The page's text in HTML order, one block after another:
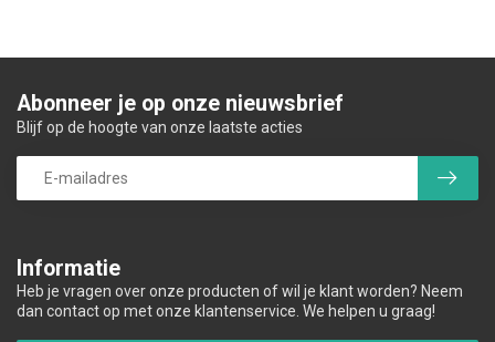
Informatie
Heb je vragen over onze producten of wil je klant worden? Neem
dan contact op met onze klantenservice. We helpen u graag!
Abonneer je op onze nieuwsbrief
Blijf op de hoogte van onze laatste acties